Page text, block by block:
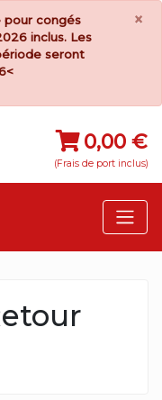
pour congés
inclus. Les
seront
×
0,00 €
(Frais de port inclus)